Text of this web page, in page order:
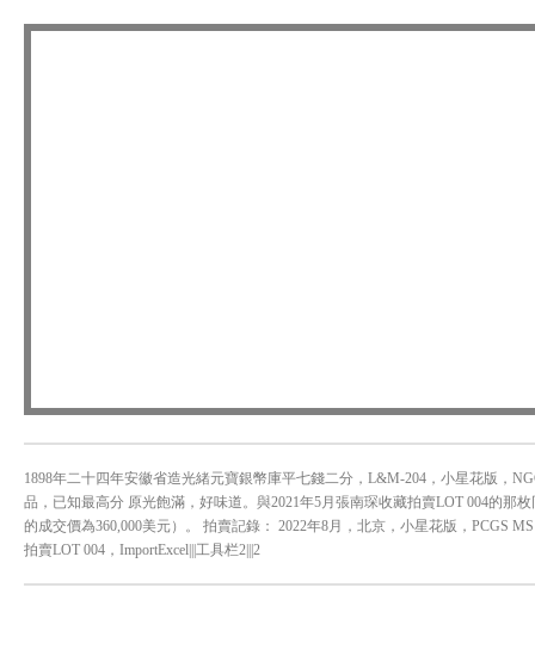
1898年二十四年安徽省造光緒元寶銀幣庫平七錢二分，L&M-204，小星花版，
品，已知最高分 原光飽滿，好味道。與2021年5月張南琛收藏拍賣LOT 004的那
的成交價為360,000美元）。 拍賣記錄： 2022年8月，北京，小星花版，PCGS
拍賣LOT 004，ImportExcel|||工具栏2|||2